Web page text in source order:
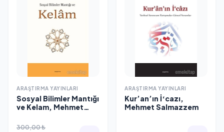
ARAŞTIRMA YAYINLARI
Sosyal Bilimler Mantığı
ve Kelam, Mehmet
300,00 ₺
ARAŞTIRMA YAYINLARI
Kur’an’ın İ‘cazı,
Mehmet Salmazzem